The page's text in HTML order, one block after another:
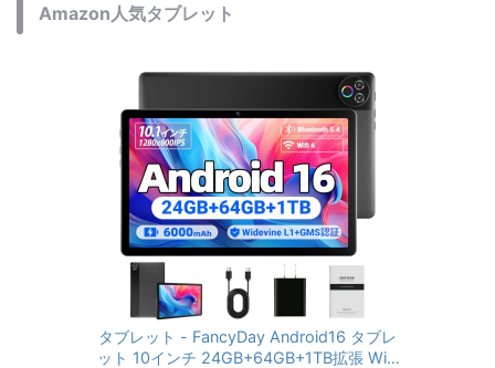
Amazon人気タブレット
タブレット - FancyDay Android16 タブレ
ット 10インチ 24GB+64GB+1TB拡張 WiFi